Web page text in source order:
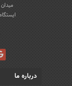
درباره ما